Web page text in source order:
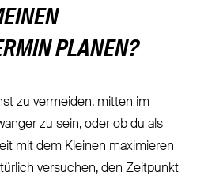
PLANEN?
zu vermeiden, mitten im
zu sein, oder ob du als
mit dem Kleinen maximieren
versuchen, den Zeitpunkt